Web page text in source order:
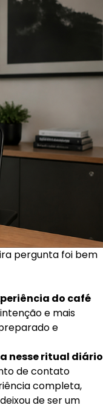
pergunta foi bem
do café
e mais
e
nesse ritual diário
de contato
completa,
deixou de ser um